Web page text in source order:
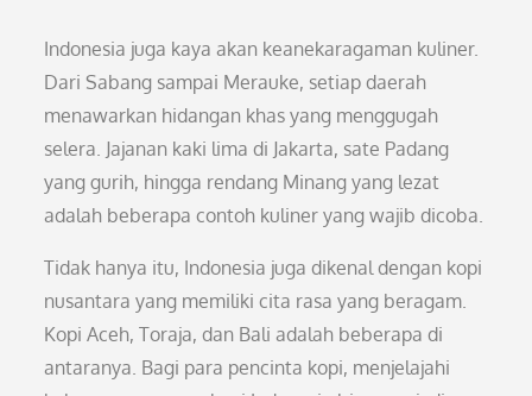
Indonesia juga kaya akan keanekaragaman kuliner.
Dari Sabang sampai Merauke, setiap daerah
menawarkan hidangan khas yang menggugah
selera. Jajanan kaki lima di Jakarta, sate Padang
yang gurih, hingga rendang Minang yang lezat
adalah beberapa contoh kuliner yang wajib dicoba.
Tidak hanya itu, Indonesia juga dikenal dengan kopi
nusantara yang memiliki cita rasa yang beragam.
Kopi Aceh, Toraja, dan Bali adalah beberapa di
antaranya. Bagi para pencinta kopi, menjelajahi